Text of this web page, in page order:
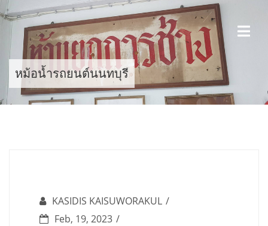
Skip
to
content
หม้อน้ำรถยนต์นนทบุรี
KASIDIS KAISUWORAKUL
Feb, 19, 2023